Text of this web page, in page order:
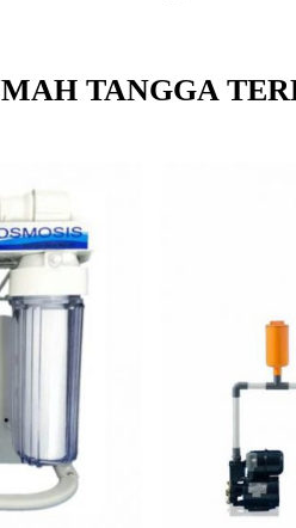
TANGGA